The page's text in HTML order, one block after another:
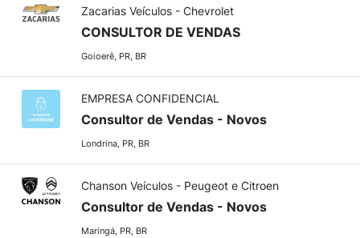
Zacarias Veículos - Chevrolet
CONSULTOR DE VENDAS
Goioerê, PR, BR
EMPRESA CONFIDENCIAL
Consultor de Vendas - Novos
Londrina, PR, BR
Chanson Veículos - Peugeot e Citroen
Consultor de Vendas - Novos
Maringá, PR, BR